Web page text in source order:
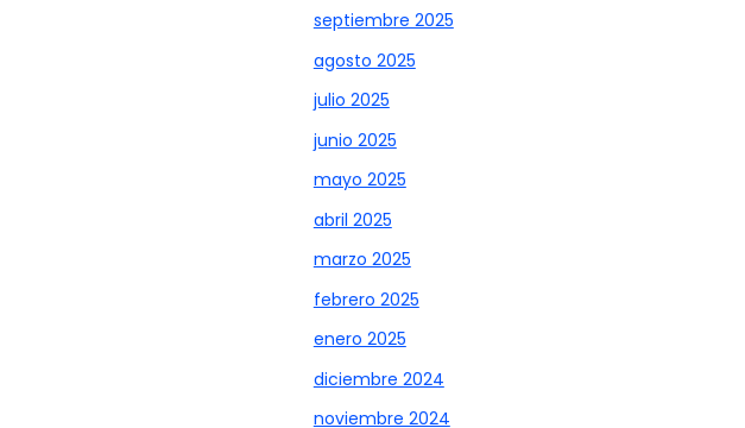
septiembre 2025
agosto 2025
julio 2025
junio 2025
mayo 2025
abril 2025
marzo 2025
febrero 2025
enero 2025
diciembre 2024
noviembre 2024